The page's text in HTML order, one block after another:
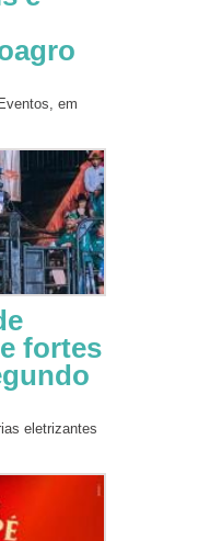
em
fortes
eletrizantes